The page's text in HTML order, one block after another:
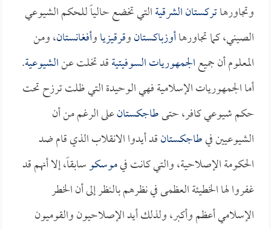
وتجاورهاتركستان الشرقيةالتي تخضع حالياً للحكم الشيوعي
الصيني، كما تجاورهاأوزباكستانوقرقيزياوأفغانستان، ومن
المعلوم أن جميعالجمهوريات السوفيتيةقد تخلت عنالشيوعية.
أما الجمهوريات الإسلامية فهي الوحيدة التي ظلت ترزح تحت
حكم شيوعي كافر، حتىطاجكستانعلى الرغم من أن
الشيوعيين فيطاجكستانقد أيدوا الانقلاب الذي قام ضد
الحكومة الإصلاحية، والتي كانت فيموسكوسابقاً، إلا أنهم قد
غفروا لها الخطيئة العظمى في نظرهم بالنظر إلى أن الخطر
الإسلامي أعظم وأكبر، ولذلك أيد الإصلاحيون والقوميون